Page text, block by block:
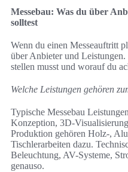
Messebau: Was du über
solltest
Wenn du einen Messeauftritt
über Anbieter und
stellen musst und worauf du
Welche Leistungen gehören
Typische Messebau
Konzeption, 3D-
Produktion gehören Holz-,
Tischlerarbeiten dazu.
Beleuchtung, AV-Systeme,
genauso.